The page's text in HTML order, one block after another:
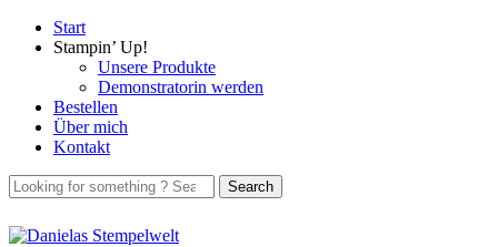
Start
Stampin’ Up!
Unsere Produkte
Demonstratorin werden
Bestellen
Über mich
Kontakt